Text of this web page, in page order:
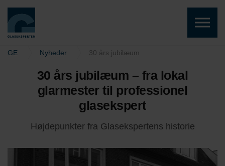
GE Nyheder 30 års jubilæum
30 års jubilæum – fra lokal
glarmester til professionel
glasekspert
Højdepunkter fra Glasekspertens historie